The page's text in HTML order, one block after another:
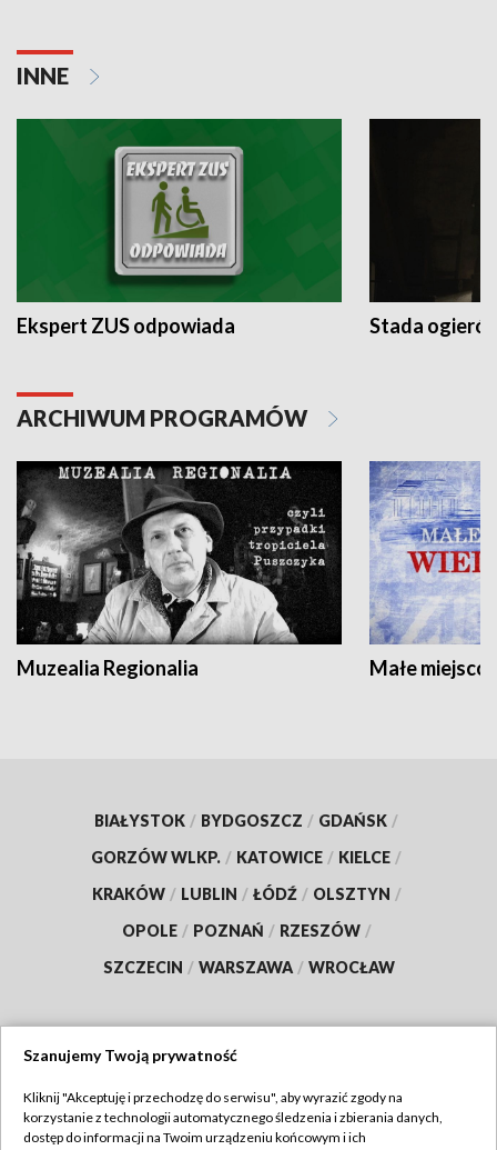
INNE
Ekspert ZUS odpowiada Stada
ARCHIWUM PROGRAMÓW
Muzealia Regionalia Małe
BIAŁYSTOK / BYDGOSZCZ / GDAŃSK /
GORZÓW WLKP. / KATOWICE / KIELCE /
KRAKÓW / LUBLIN / ŁÓDŹ / OLSZTYN /
OPOLE / POZNAŃ / RZESZÓW /
SZCZECIN / WARSZAWA / WROCŁAW
TVP
Szanujemy Twoją prywatność
Kliknij "Akceptuję i przechodzę do serwisu", aby wyrazić zgody na
korzystanie z technologii automatycznego śledzenia i zbierania danych,
dostęp do informacji na Twoim urządzeniu końcowym i ich